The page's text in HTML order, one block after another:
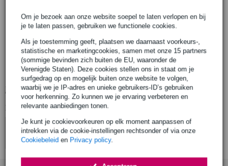
Om je bezoek aan onze website soepel te laten verlopen en bij
je te laten passen, gebruiken we functionele cookies.
Als je toestemming geeft, plaatsen we daarnaast voorkeurs-,
statistische en marketingcookies, samen met onze 15 partners
(sommige bevinden zich buiten de EU, waaronder de
Verenigde Staten). Deze cookies stellen ons in staat om je
surfgedrag op en mogelijk buiten onze website te volgen,
waarbij we je IP-adres en unieke gebruikers-ID’s gebruiken
voor herkenning. Zo kunnen we je ervaring verbeteren en
relevante aanbiedingen tonen.
Je kunt je cookievoorkeuren op elk moment aanpassen of
intrekken via de cookie-instellingen rechtsonder of via onze
Cookiebeleid en Privacy policy.
Vonyx VMM-K402
afspeelmogelijkheden: USB
inputs:
6.3 mm jack
USB
XLR (3-pin)
Bekijk alle productspecificaties
Bekijk ook eens (4)